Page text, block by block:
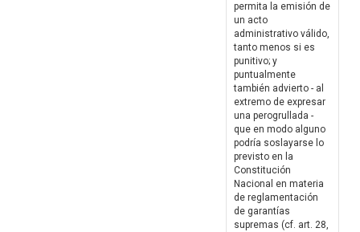
permita la emisión de
un acto
administrativo válido,
tanto menos si es
punitivo; y
puntualmente
también advierto - al
extremo de expresar
una perogrullada -
que en modo alguno
podría soslayarse lo
previsto en la
Constitución
Nacional en materia
de reglamentación
de garantías
supremas (cf. art. 28,